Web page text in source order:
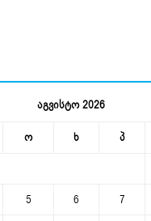
აგვისტო 2026
ო ხ პ
5 6 7